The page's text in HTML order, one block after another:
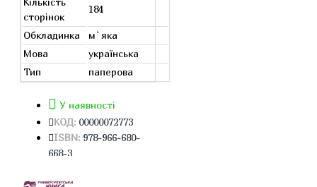
сторінок
184
Обкладинка
м`яка
Мова
українська
Тип
паперова
У наявності
КОД: 00000072773
ISBN: 978-966-680-
668-3